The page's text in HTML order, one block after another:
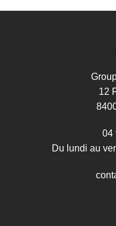
12
04
Du lundi au
cont